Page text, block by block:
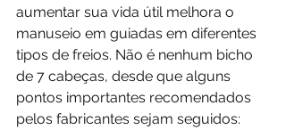
aumentar sua vida útil melhora o
manuseio em guiadas em diferentes
tipos de freios. Não é nenhum bicho
de 7 cabeças, desde que alguns
pontos importantes recomendados
pelos fabricantes sejam seguidos: